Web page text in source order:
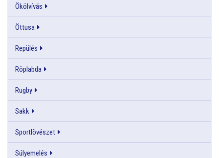
Ökölvívás
Öttusa
Repülés
Röplabda
Rugby
Sakk
Sportlövészet
Súlyemelés